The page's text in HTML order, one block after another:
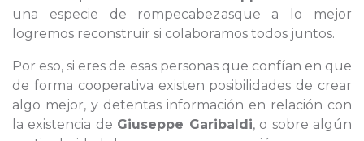
una especie de rompecabezasque a lo mejor
logremos reconstruir si colaboramos todos juntos.
Por eso, si eres de esas personas que confían en que
de forma cooperativa existen posibilidades de crear
algo mejor, y detentas información en relación con
la existencia de Giuseppe Garibaldi, o sobre algún